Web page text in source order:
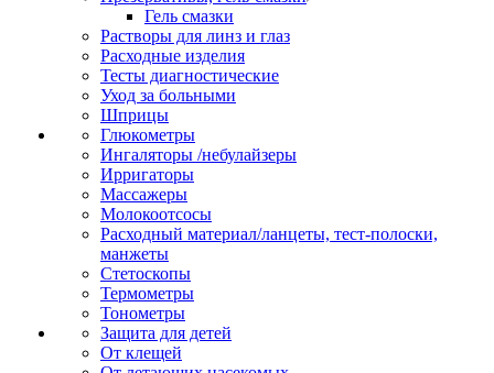
Гель смазки
Растворы для линз и глаз
Расходные изделия
Тесты диагностические
Уход за больными
Шприцы
Глюкометры
Ингаляторы /небулайзеры
Ирригаторы
Массажеры
Молокоотсосы
Расходный материал/ланцеты, тест-полоски,
манжеты
Стетоскопы
Термометры
Тонометры
Защита для детей
От клещей